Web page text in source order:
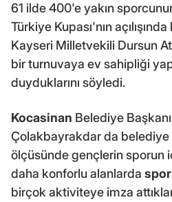
61 ilde 400'e yakın
Türkiye Kupası'nın
Kayseri Milletvekili Dursun
bir turnuvaya ev sahipliği
duyduklarını söyledi.
Kocasinan Belediye
Çolakbayrakdar da
ölçüsünde gençlerin sporun
daha konforlu alanlarda spor
birçok aktiviteye imza